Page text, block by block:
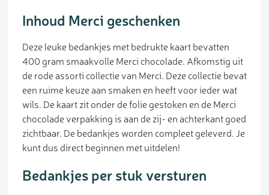
Inhoud Merci geschenken
Deze leuke bedankjes met bedrukte kaart bevatten
400 gram smaakvolle Merci chocolade. Afkomstig uit
de rode assorti collectie van Merci. Deze collectie bevat
een ruime keuze aan smaken en heeft voor ieder wat
wils. De kaart zit onder de folie gestoken en de Merci
chocolade verpakking is aan de zij- en achterkant goed
zichtbaar. De bedankjes worden compleet geleverd. Je
kunt dus direct beginnen met uitdelen!
Bedankjes per stuk versturen